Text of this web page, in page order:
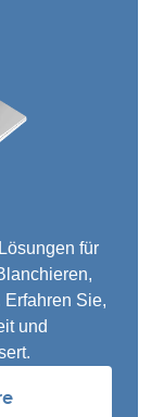
für
Erfahren Sie,
und